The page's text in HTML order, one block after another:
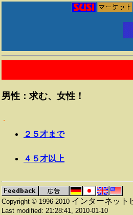
男性：求む、女性！
.
２５才まで
４５才以上
Copyright © 1996-2010 インターネット
Last modified: 21:28:41 2010-01-10